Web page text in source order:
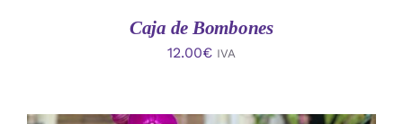
Caja de Bombones
12.00€ IVA